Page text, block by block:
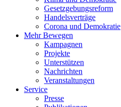
Gesetzgebungsreform
Handelsverträge
Corona und Demokratie
Mehr Bewegen
Kampagnen
Projekte
Unterstützen
Nachrichten
Veranstaltungen
Service
Presse